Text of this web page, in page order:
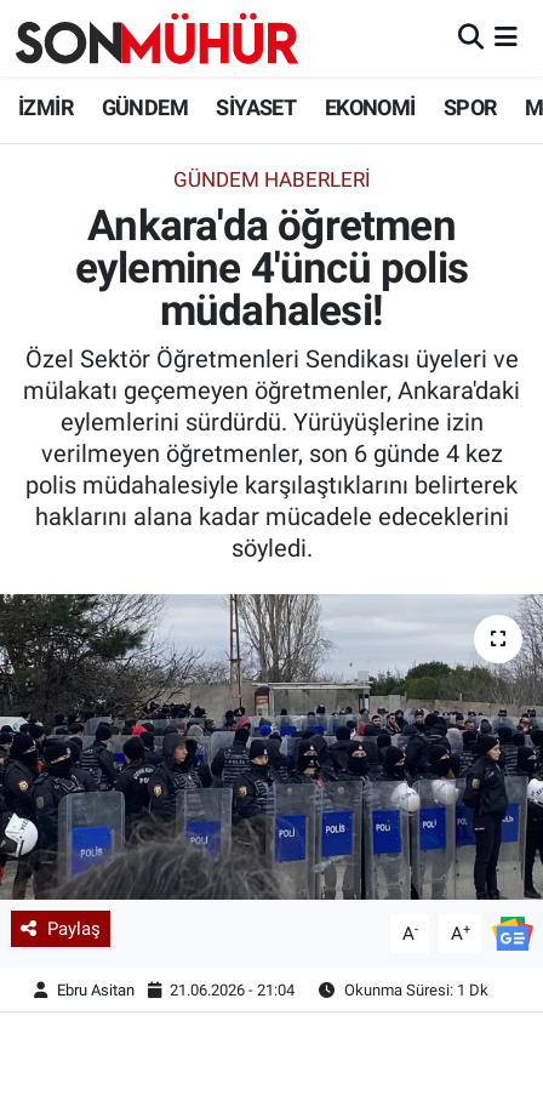
İZMİR GÜNDEM SİYASET EKONOMİ SPOR
GÜNDEM HABERLERI
Ankara'da öğretmen
eylemine 4'üncü polis
müdahalesi!
Özel Sektör Öğretmenleri Sendikası üyeleri ve
mülakatı geçemeyen öğretmenler, Ankara'daki
eylemlerini sürdürdü. Yürüyüşlerine izin
verilmeyen öğretmenler, son 6 günde 4 kez
polis müdahalesiyle karşılaştıklarını belirterek
haklarını alana kadar mücadele edeceklerini
söyledi.
Paylaş A- A+
Ebru Asitan 21.06.2026 - 21:04 Okunma Süresi: 1 Dk
İzmir Nöbetçi Eczaneler
İzmir Namaz Vakitleri
İzmir Trafik Yoğunluk Haritası
Süper Lig Puan Durumu ve Fikstür
Tüm Manşetler
Son Dakika Haberleri
Haber Arşivi